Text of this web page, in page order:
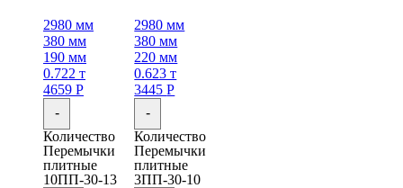
2980 мм
380 мм
190 мм
0.722 т
4659 Р
-
Количество
Перемычки
плитные
10ПП-30-13
2980 мм
380 мм
220 мм
0.623 т
3445Р
-
Количество
Перемычки
плитные
3ПП-30-10